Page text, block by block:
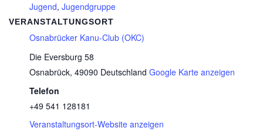
Jugend, Jugendgruppe
VERANSTALTUNGSORT
Osnabrücker Kanu-Club (OKC)
Die Eversburg 58
Osnabrück, 49090 Deutschland Google Karte anzeigen
Telefon
+49 541 128181
Veranstaltungsort-Website anzeigen